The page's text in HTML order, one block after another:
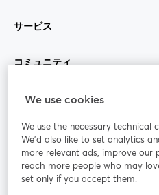
サービス
コミュニティ
StreamYard：
参加する
ライ
ンセ
Facebook
新
We use cookies
We use the necessary technical
We'd also like to set analytics
more relevant ads, improve our
reach more people who may
set only if you accept them.